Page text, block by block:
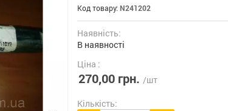
Код товару: N241202
Наявність:
В наявності
Ціна :
270,00 грн. /шт
Кількість: